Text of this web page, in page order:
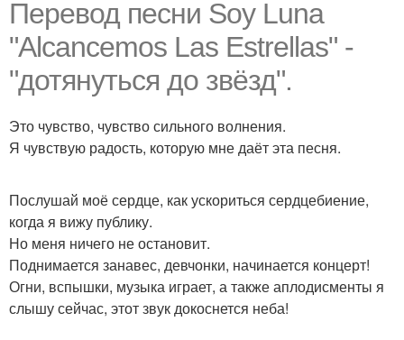
Перевод песни Soy Luna
"Alcancemos Las Estrellas" -
"дотянуться до звёзд".
Это чувство, чувство сильного волнения.
Я чувствую радость, которую мне даёт эта песня.
Послушай моё сердце, как ускориться сердцебиение,
когда я вижу публику.
Но меня ничего не остановит.
Поднимается занавес, девчонки, начинается концерт!
Огни, вспышки, музыка играет, а также аплодисменты я
слышу сейчас, этот звук докоснется неба!